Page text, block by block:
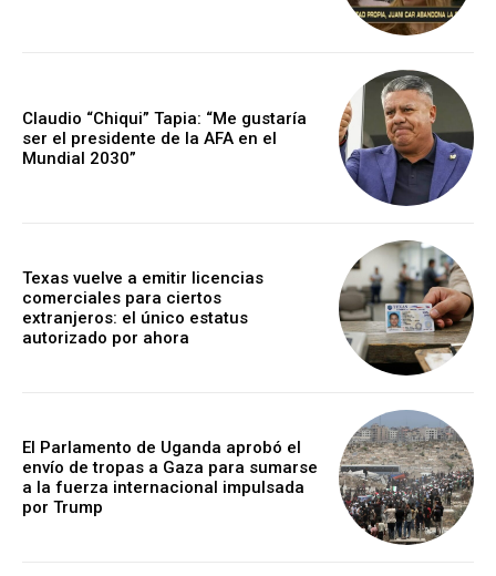
Claudio “Chiqui” Tapia: “Me gustaría
ser el presidente de la AFA en el
Mundial 2030”
Texas vuelve a emitir licencias
comerciales para ciertos
extranjeros: el único estatus
autorizado por ahora
El Parlamento de Uganda aprobó el
envío de tropas a Gaza para sumarse
a la fuerza internacional impulsada
por Trump